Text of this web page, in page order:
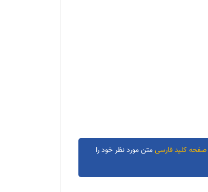
صفحه کلید فارسیمتن مورد نظر خود را